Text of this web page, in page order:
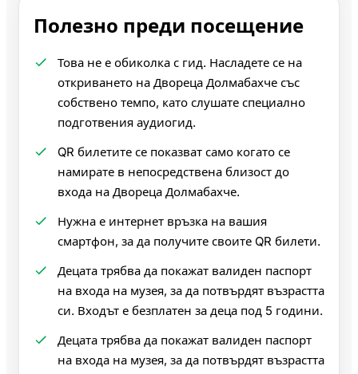
Полезно преди посещение
Това не е обиколка с гид. Насладете се на
откриването на Двореца Долмабахче със
собствено темпо, като слушате специално
подготвения аудиогид.
QR билетите се показват само когато се
намирате в непосредствена близост до
входа на Двореца Долмабахче.
Нужна е интернет връзка на вашия
смартфон, за да получите своите QR билети.
Децата трябва да покажат валиден паспорт
на входа на музея, за да потвърдят възрастта
си. Входът е безплатен за деца под 5 години.
Децата трябва да покажат валиден паспорт
на входа на музея, за да потвърдят възрастта